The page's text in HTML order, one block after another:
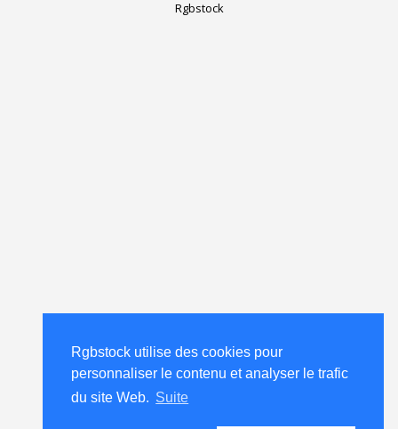
Rgbstock utilise des cookies pour
personnaliser le contenu et analyser le trafic
du site Web. Suite
Rgbstock